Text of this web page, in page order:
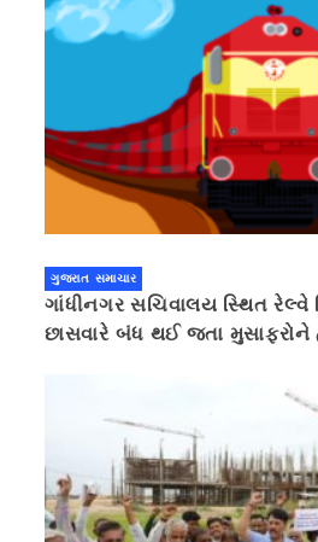
ગુજરાત સમાચાર
ગાંધીનગર સચિવાલય સ્થિત રેલ્વે
છાસવારે બંધ થઈ જતા મુસાફરોને